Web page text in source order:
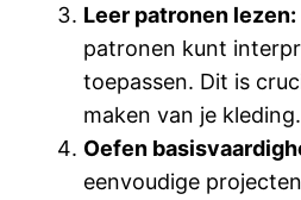
Leer patronen lezen:
patronen kunt
toepassen. Dit is
maken van je kleding.
Oefen
eenvoudige